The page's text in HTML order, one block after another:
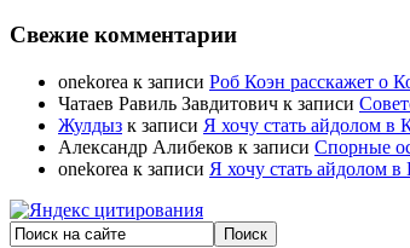
Свежие комментарии
onekorea к записи Роб Коэн расскажет о
Чатаев Равиль Завдитович к записи
Жулдыз к записи Я хочу стать айдолом в
Александр Алибеков к записи Спорные
onekorea к записи Я хочу стать айдолом